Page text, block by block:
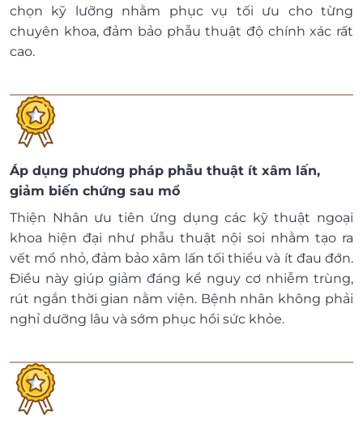
chọn kỹ lưỡng nhằm phục vụ tối ưu cho từng
chuyên khoa, đảm bảo phẫu thuật độ chính xác rất
cao.
Áp dụng phương pháp phẫu thuật ít xâm lấn,
giảm biến chứng sau mổ
Thiện Nhân ưu tiên ứng dụng các kỹ thuật ngoại
khoa hiện đại như phẫu thuật nội soi nhằm tạo ra
vết mổ nhỏ, đảm bảo xâm lấn tối thiểu và ít đau đớn.
Điều này giúp giảm đáng kể nguy cơ nhiễm trùng,
rút ngắn thời gian nằm viện. Bệnh nhân không phải
nghỉ dưỡng lâu và sớm phục hồi sức khỏe.